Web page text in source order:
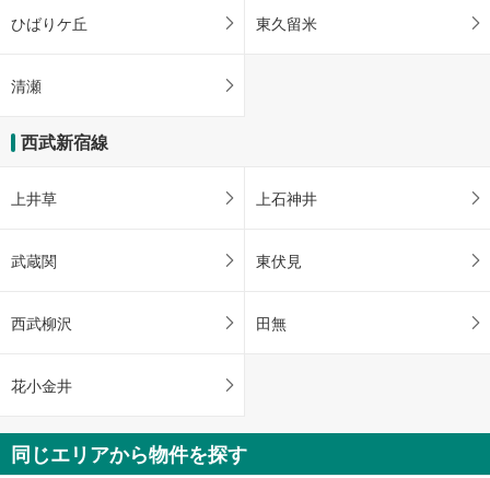
ひばりケ丘 東久留米
清瀬
西武新宿線
上井草 上石神井
武蔵関 東伏見
西武柳沢 田無
花小金井
同じエリアから物件を探す